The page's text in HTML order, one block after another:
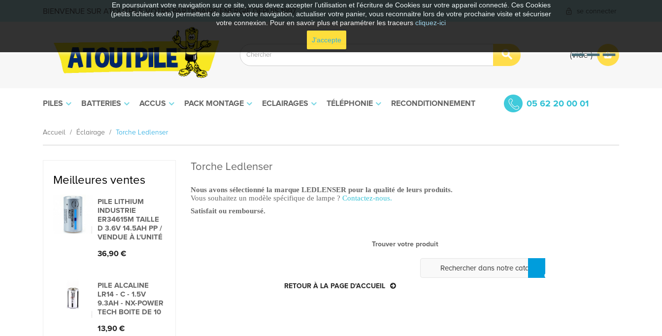
En poursuivant votre navigation sur ce site, vous devez accepter l’utilisation et l'écriture de Cookies sur votre appareil connecté. Ces Cookies
(petits fichiers texte) permettent de suivre votre navigation, actualiser votre panier, vous reconnaitre lors de votre prochaine visite et sécuriser
votre connexion. Pour en savoir plus et paramétrer les traceurs cliquez-ici
J'accepte
BIENVENUE SUR ATOUTPILE VOTRE PARTENAIRE ENERGIE DEPUIS 1997 se connecter
vide
PILES BATTERIES ACCUS PACK MONTAGE ECLAIRAGES TÉLÉPHONIE RECONDITIONNEMENT 05 62 20 00 01
Accueil Éclairage Torche Ledlenser
Meilleures ventes
PILE LITHIUM
INDUSTRIE
ER34615M TAILLE
D 3.6V 14.5AH PP /
VENDUE À L'UNITÉ
Prix
36,90 €
PILE ALCALINE
LR14 - C - 1.5V
9.3AH - NX-POWER
TECH BOITE DE 10
Prix
13,90 €
Torche Ledlenser
Nous avons sélectionné la marque LEDLENSER pour la qualité de leurs produits.
Vous souhaitez un modèle spécifique de lampe ? Contactez-nous.
Satisfait ou remboursé.
Trouver votre produit
RETOUR À LA PAGE D'ACCUEIL